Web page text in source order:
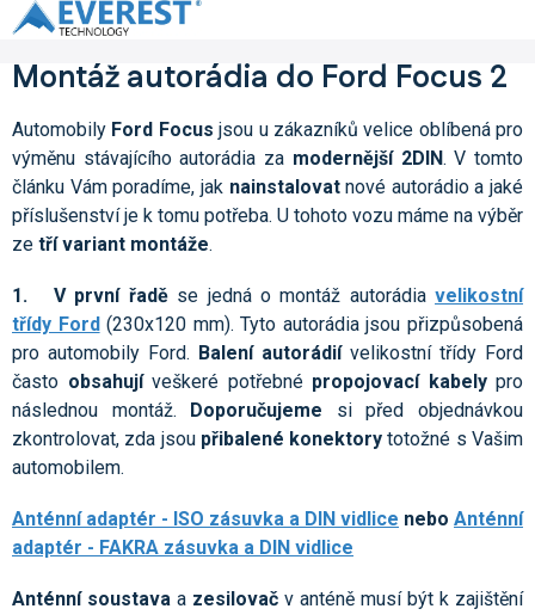
Přejít
na
Montáž autorádia do Ford Focus 2
Automobily Ford Focusjsou u zákazníků velice oblíbená pro
výměnu stávajícího autorádia za modernější 2DIN. V tomto
článku Vám poradíme, jak nainstalovatnové autorádio a jaké
příslušenství je k tomu potřeba. U tohoto vozu máme na výběr
ze tří variant montáže.
1. V první řaděse jedná o montáž autorádiavelikostní
třídy Ford (230x120 mm). Tyto autorádia jsou přizpůsobená
pro automobily Ford. Balení autorádiívelikostní třídy Ford
často obsahujíveškeré potřebné propojovací kabelypro
následnou montáž.
Doporučujeme si před objednávkou
zkontrolovat, zda jsou přibalené konektory totožné s Vašim
automobilem.
Anténní adaptér - ISO zásuvka a DIN vidlice nebo Anténní
adaptér - FAKRA zásuvka a DIN vidlice
Anténní soustava a zesilovač v anténě musí být k zajištění